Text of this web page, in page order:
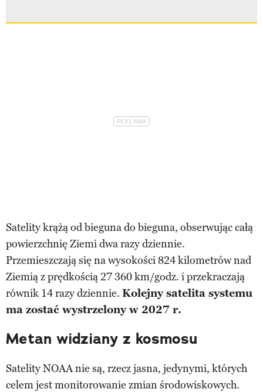
Satelity krążą od bieguna do bieguna, obserwując całą
powierzchnię Ziemi dwa razy dziennie.
Przemieszczają się na wysokości 824 kilometrów nad
Ziemią z prędkością 27 360 km/godz. i przekraczają
równik 14 razy dziennie. Kolejny satelita systemu
ma zostać wystrzelony w 2027 r.
Metan widziany z kosmosu
Satelity NOAA nie są, rzecz jasna, jedynymi, których
celem jest monitorowanie zmian środowiskowych.